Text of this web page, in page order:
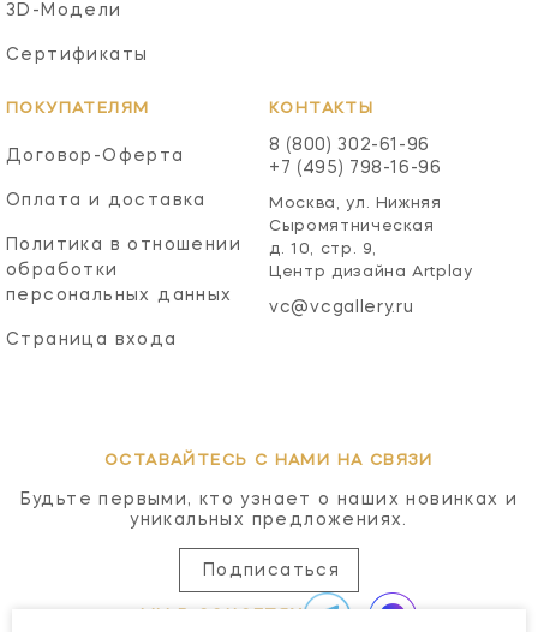
3D-Модели
Сертификаты
ПОКУПАТЕЛЯМ
Договор-Оферта
Оплата и доставка
Политика в отношении
обработки
персональных данных
Страница входа
КОНТАКТЫ
8 (800) 302-61-96
+7 (495) 798-16-96
Москва, ул. Нижняя
Сыромятническая
д. 10, стр. 9,
Центр дизайна Artplay
vc@vcgallery.ru
ОСТАВАЙТЕСЬ С НАМИ НА СВЯЗИ
Будьте первыми, кто узнает о наших новинках и
уникальных предложениях.
Подписаться